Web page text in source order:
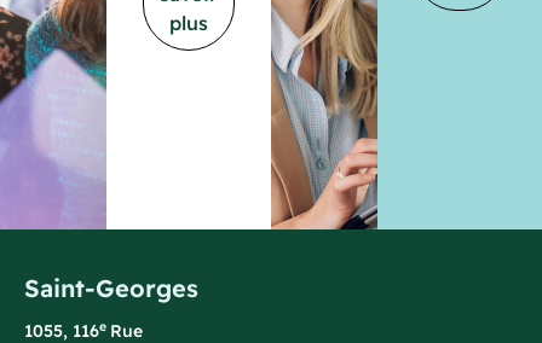
plus
Saint-Georges
1055, 116e Rue